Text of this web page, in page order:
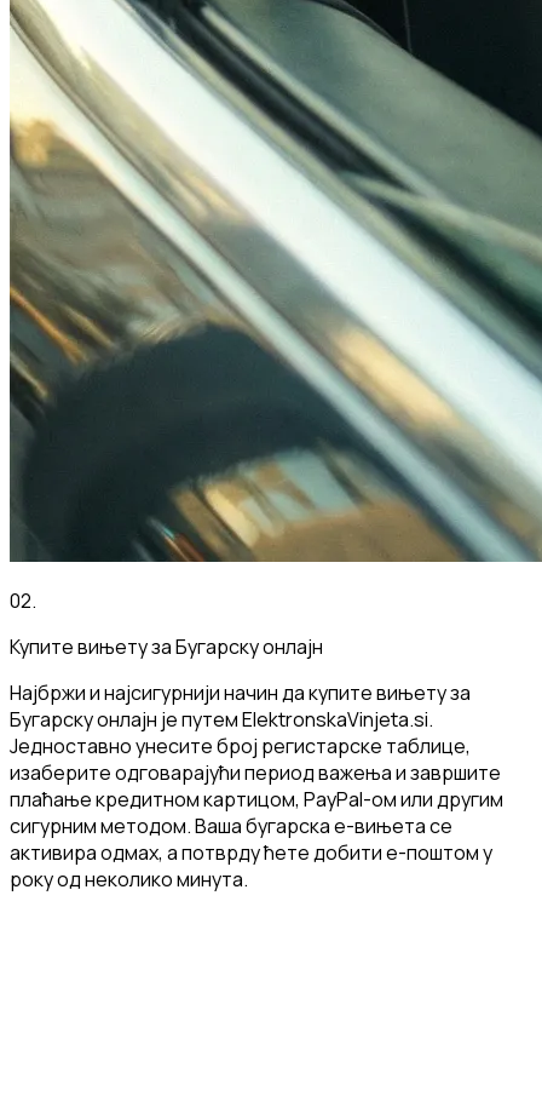
02.
Купите вињету за Бугарску онлајн
Најбржи и најсигурнији начин да купите вињету за
Бугарску онлајн је путем ElektronskaVinjeta.si.
Једноставно унесите број регистарске таблице,
изаберите одговарајући период важења и завршите
плаћање кредитном картицом, PayPal-ом или другим
сигурним методом. Ваша бугарска е-вињета се
активира одмах, а потврду ћете добити е-поштом у
року од неколико минута.